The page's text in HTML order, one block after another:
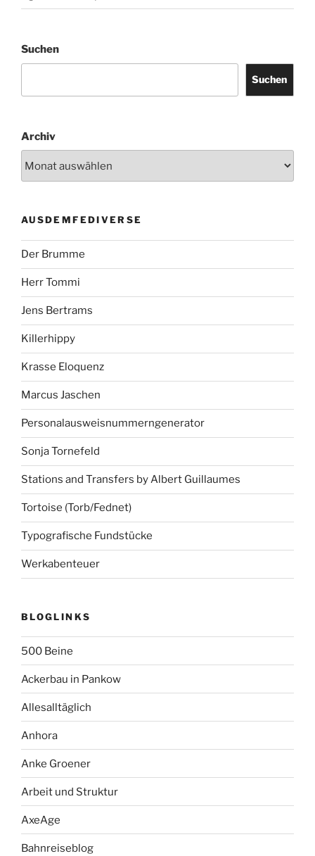
Suchen
Suchen
Archiv
AUSDEMFEDIVERSE
Der Brumme
Herr Tommi
Jens Bertrams
Killerhippy
Krasse Eloquenz
Marcus Jaschen
Personalausweisnummerngenerator
Sonja Tornefeld
Stations and Transfers by Albert Guillaumes
Tortoise (Torb/Fednet)
Typografische Fundstücke
Werkabenteuer
BLOGLINKS
500 Beine
Ackerbau in Pankow
Allesalltäglich
Anhora
Anke Groener
Arbeit und Struktur
AxeAge
Bahnreiseblog